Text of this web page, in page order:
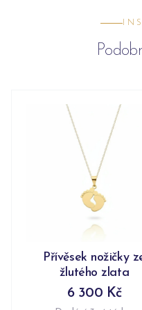
Přívěsek nožičky
žlutého zlata
6 300 Kč